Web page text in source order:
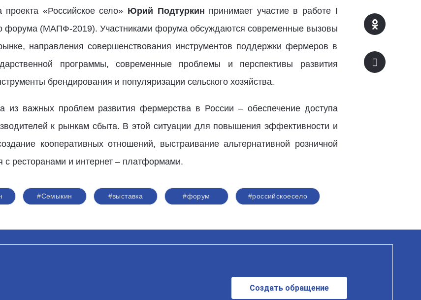
«Российское село» Юрий Подтуркин принимает участие в работе I
форума (МАПФ-2019). Участниками форума обсуждаются современные вызовы
направления совершенствования инструментов поддержки фермеров в
программы, современные проблемы и перспективы развития
брендирования и популяризации сельского хозяйства.
из важных проблем развития фермерства в России – обеспечение доступа
к рынкам сбыта. В этой ситуации для повышения эффективности и
кооперативных отношений, выстраивание альтернативной розничной
с ресторанами и интернет – платформами.
#Семыкин #выставка #форум #российскоесело
Создать обращение